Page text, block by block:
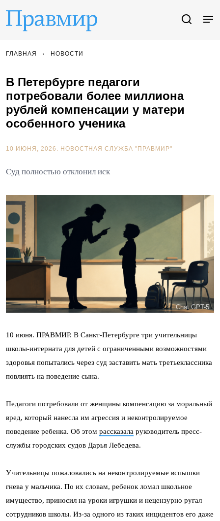
ГЛАВНАЯ НОВОСТИ
В Петербурге педагоги
потребовали более миллиона
рублей компенсации у матери
особенного ученика
10 ИЮНЯ, 2026. НОВОСТНАЯ СЛУЖБА "ПРАВМИР"
Суд полностью отклонил иск
Chat GPT-5
10 июня. ПРАВМИР. В Санкт-Петербурге три учительницы
школы-интерната для детей с ограниченными возможностями
здоровья попытались через суд заставить мать третьеклассника
повлиять на поведение сына.
Педагоги потребовали от женщины компенсацию за моральный
вред, который нанесла им агрессия и неконтролируемое
поведение ребенка. Об этом рассказала руководитель пресс-
службы городских судов Дарья Лебедева.
Учительницы пожаловались на неконтролируемые вспышки
гнева у мальчика. По их словам, ребенок ломал школьное
имущество, приносил на уроки игрушки и нецензурно ругал
сотрудников школы. Из-за одного из таких инцидентов его даже